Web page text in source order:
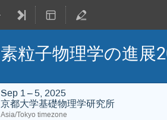
素粒子物理学の進展
Sep 1 – 5, 2025
京都大学基礎物理学研究所
Asia/Tokyo timezone